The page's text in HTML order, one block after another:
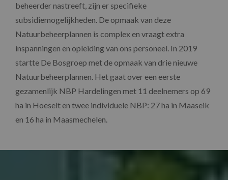
beheerder nastreeft, zijn er specifieke
subsidiemogelijkheden. De opmaak van deze
Natuurbeheerplannen is complex en vraagt extra
inspanningen en opleiding van ons personeel. In 2019
startte De Bosgroep met de opmaak van drie nieuwe
Natuurbeheerplannen. Het gaat over een eerste
gezamenlijk NBP Hardelingen met 11 deelnemers op 69
ha in Hoeselt en twee individuele NBP: 27 ha in Maaseik
en 16 ha in Maasmechelen.